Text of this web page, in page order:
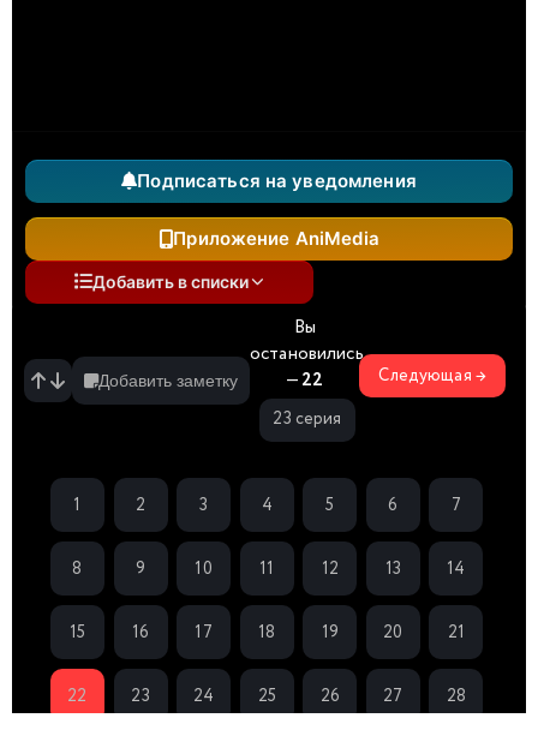
Подписаться на уведомления
Приложение AniMedia
Добавить в списки
Добавить заметку
Вы
остановились
—22
23 серия
Следующая →
1 2 3 4 5 6 7
8 9 10 11 12 13 14
15 16 17 18 19 20 21
22 23 24 25 26 27 28